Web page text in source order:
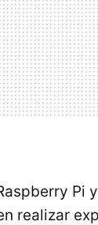
Pi
realizar